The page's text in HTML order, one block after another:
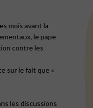
mois avant la
le pape
contre les
sur le fait que «
les discussions